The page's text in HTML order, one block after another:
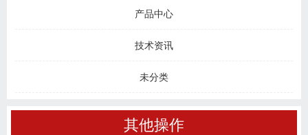
产品中心
技术资讯
未分类
其他操作